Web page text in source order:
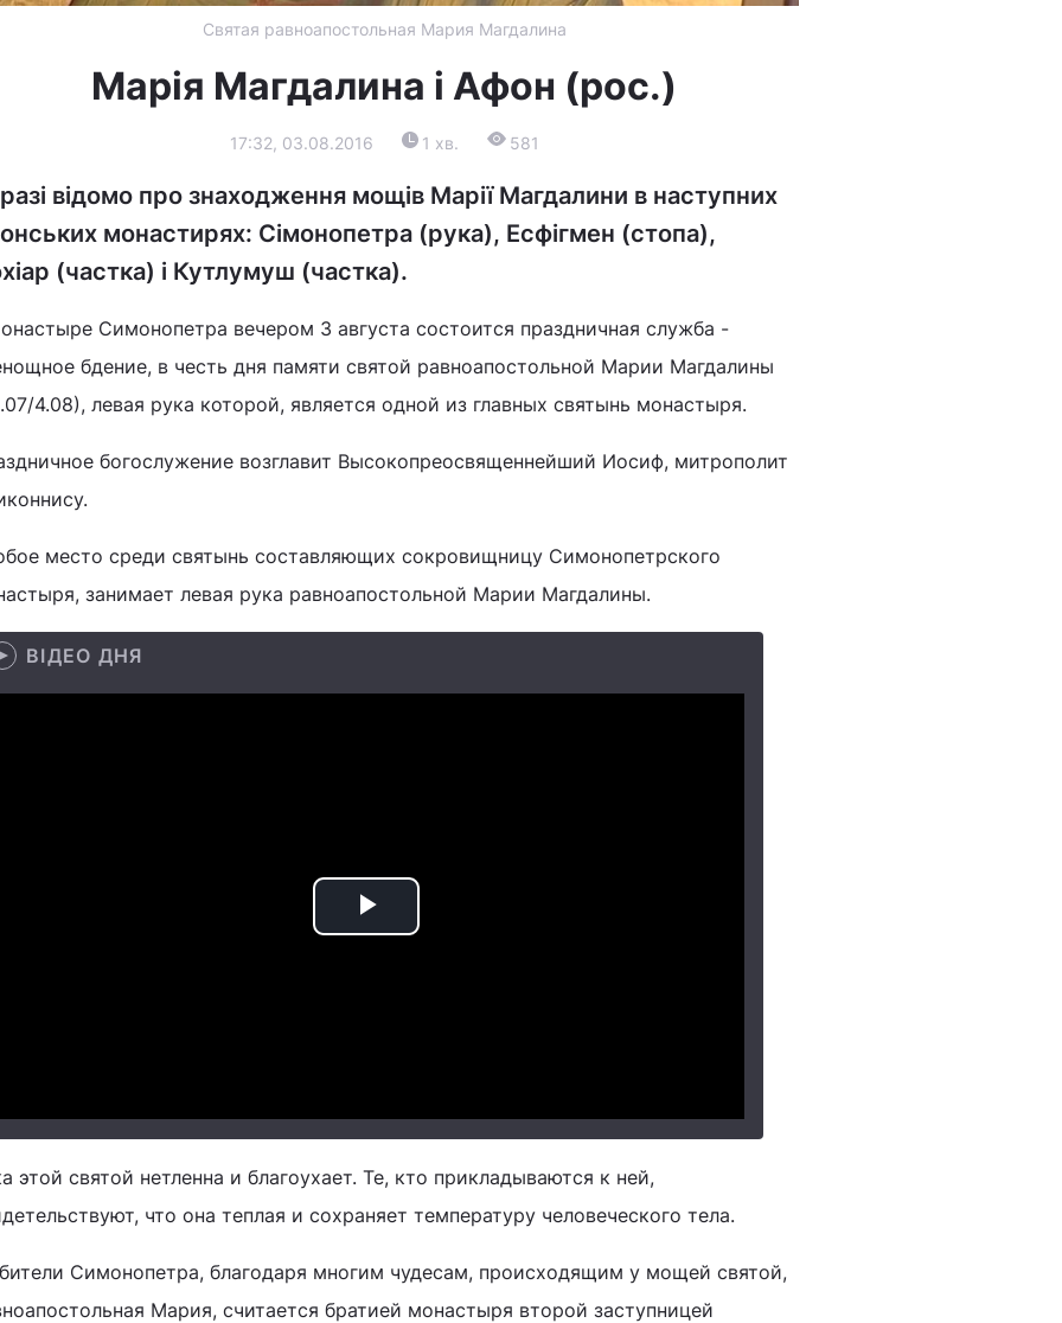
Святая равноапостольная Мария Магдалина
Марія Магдалина і Афон (рос.)
17:32, 03.08.2016 1 хв. 581
відомо про знаходження мощів Марії Магдалини в наступних
монастирях: Сімонопетра (рука), Есфігмен (стопа),
(частка) і Кутлумуш (частка).
Симонопетра вечером 3 августа состоится праздничная служба -
бдение, в честь дня памяти святой равноапостольной Марии Магдалины
4.08), левая рука которой, является одной из главных святынь монастыря.
богослужение возглавит Высокопреосвященнейший Иосиф, митрополит
место среди святынь составляющих сокровищницу Симонопетрского
занимает левая рука равноапостольной Марии Магдалины.
ВІДЕО ДНЯ
Play
этой святой нетленна и благоухает. Те, кто прикладываются к ней,
что она теплая и сохраняет температуру человеческого тела.
Симонопетра, благодаря многим чудесам, происходящим у мощей святой,
Мария, считается братией монастыря второй заступницей